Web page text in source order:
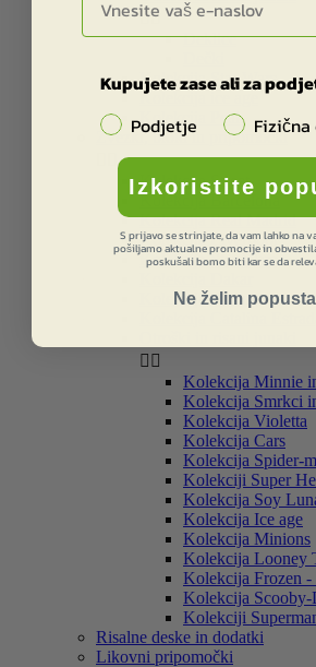

Deklice
Kolekcija Star Wars
Kolekcija ice age
Kolekcija Peak
Zvezki, bloki in pripomočki
Kolekcija Street
Kolekcija Barcelona
Kolekcija Real Madrid
Kolekcija Liverpool
Kolekcija Star Wars
Kolekcija Smiley
 
Kolekcija Minnie
Kolekcija Smrkci
Kolekcija Violetta
Kolekcija Cars
Kolekcija Spider-
Kolekciji Super
Kolekcija Soy
Kolekcija Ice age
Kolekcija Minions
Kolekcija Looney
Kolekcija Frozen -
Kolekcija Scooby-
Kolekciji
Risalne deske in dodatki
Likovni pripomočki
Kupujete zase ali za
Podjetje
Fizična
Izkoristite
S prijavo se strinjate, da vam lahko na
pošiljamo aktualne promocije in
poskušali bomo biti kar se da
Ne želim popusta